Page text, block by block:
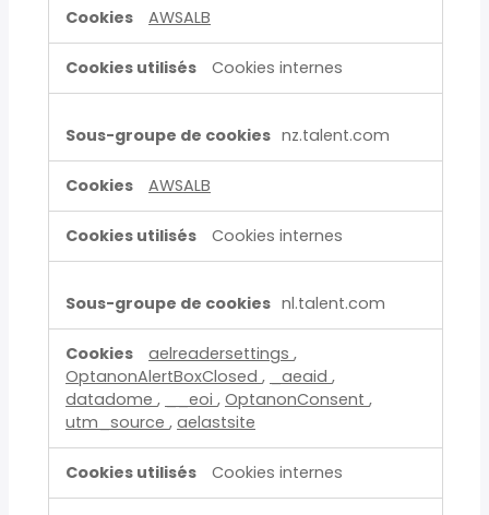
AWSALB
Cookies internes
nz.talent.com
AWSALB
Cookies internes
nl.talent.com
aelreadersettings ,
OptanonAlertBoxClosed , _aeaid ,
datadome , __eoi , OptanonConsent ,
utm_source , aelastsite
Cookies internes